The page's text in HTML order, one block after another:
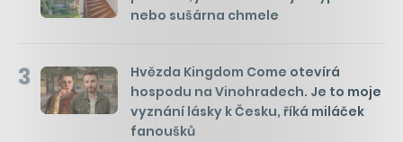
nebo sušárna chmele
3
Hvězda Kingdom Come otevírá
hospodu na Vinohradech. Je to moje
vyznání lásky k Česku, říká miláček
fanoušků